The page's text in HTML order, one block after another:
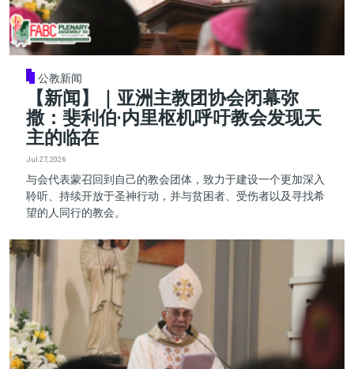
公教新闻
【新闻】｜亚洲主教团协会闭幕弥
撒：斐利伯·内里枢机呼吁教会发现天
主的临在
Jul 27, 2026
与会代表蒙召回到自己的教会团体，致力于建设一个更加深入
聆听、持续开放于圣神行动，并与贫困者、受伤者以及寻找希
望的人同行的教会。